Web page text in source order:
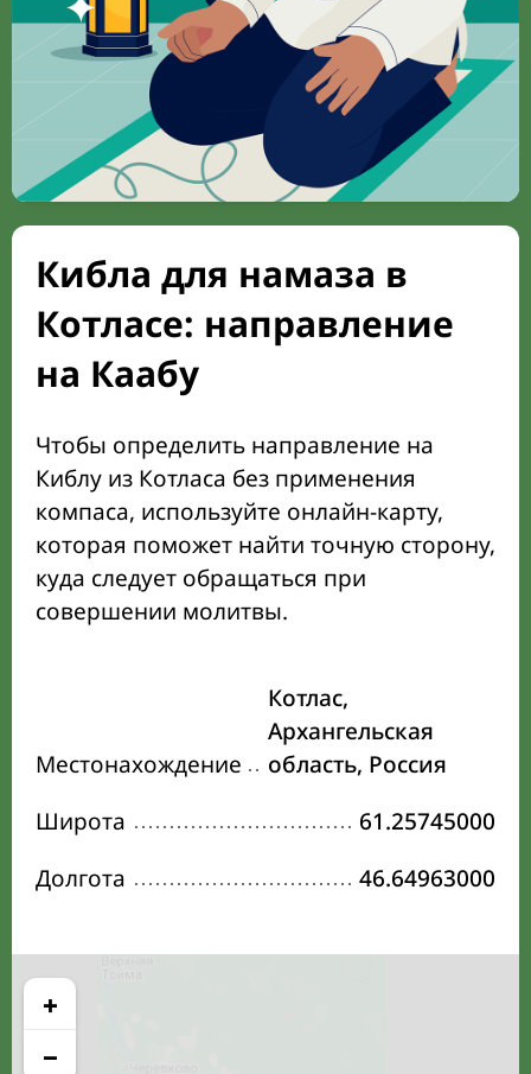
Кибла для намаза в
Котласе: направление
на Каабу
Чтобы определить направление на
Киблу из Котласа без применения
компаса, используйте онлайн-карту,
которая поможет найти точную сторону,
куда следует обращаться при
совершении молитвы.
Местонахождение
Котлас,
Архангельская
область, Россия
Широта
61.25745000
Долгота
46.64963000
+
−